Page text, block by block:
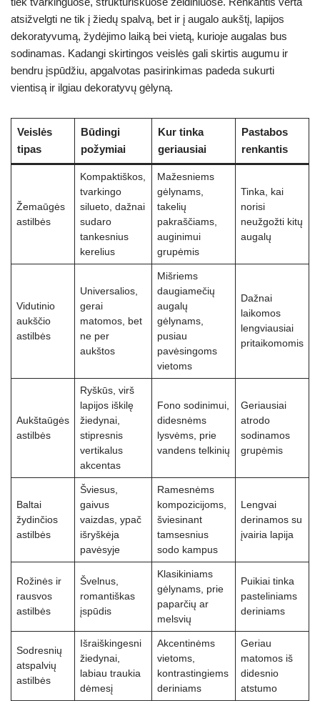
atsižvelgti ne tik į žiedų spalvą, bet ir į augalo aukštį, lapijos
dekoratyvumą, žydėjimo laiką bei vietą, kurioje augalas bus
sodinamas. Kadangi skirtingos veislės gali skirtis augumu ir
bendru įspūdžiu, apgalvotas pasirinkimas padeda sukurti
vientisą ir ilgiau dekoratyvų gėlyną.
Veislės
tipas
Būdingi
požymiai
Kur tinka
geriausiai
Pastabos
renkantis
Žemaūgės
astilbės
Kompaktiškos,
tvarkingo
silueto, dažnai
sudaro
tankesnius
kerelius
Mažesniems
gėlynams,
takelių
pakraščiams,
auginimui
grupėmis
Tinka, kai
norisi
neužgožti kitų
augalų
Vidutinio
aukščio
astilbės
Universalios,
gerai
matomos, bet
ne per
aukštos
Mišriems
daugiamečių
augalų
gėlynams,
pusiau
pavėsingoms
vietoms
Dažnai
laikomos
lengviausiai
pritaikomomis
Aukštaūgės
astilbės
Ryškūs, virš
lapijos iškilę
žiedynai,
stipresnis
vertikalus
akcentas
Fono sodinimui,
didesnėms
lysvėms, prie
vandens telkinių
Geriausiai
atrodo
sodinamos
grupėmis
Baltai
žydinčios
astilbės
Šviesus,
gaivus
vaizdas, ypač
išryškėja
pavėsyje
Ramesnėms
kompozicijoms,
šviesinant
tamsesnius
sodo kampus
Lengvai
derinamos su
įvairia lapija
Rožinės ir
rausvos
astilbės
Švelnus,
romantiškas
įspūdis
Klasikiniams
gėlynams, prie
paparčių ar
melsvių
Puikiai tinka
pasteliniams
deriniams
Sodresnių
atspalvių
astilbės
Išraiškingesni
žiedynai,
labiau traukia
dėmesį
Akcentinėms
vietoms,
kontrastingiems
deriniams
Geriau
matomos iš
didesnio
atstumo